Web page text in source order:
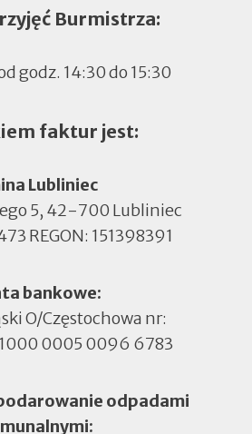
Burmistrza:
godz. 14:30 do 15:30
faktur jest:
Lubliniec
5, 42-700 Lubliniec
REGON: 151398391
bankowe:
O/Częstochowa nr:
1000 0005 0096 6783
odpadami